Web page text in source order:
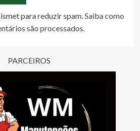
para reduzir spam.Saiba como
são processados.
PARCEIROS